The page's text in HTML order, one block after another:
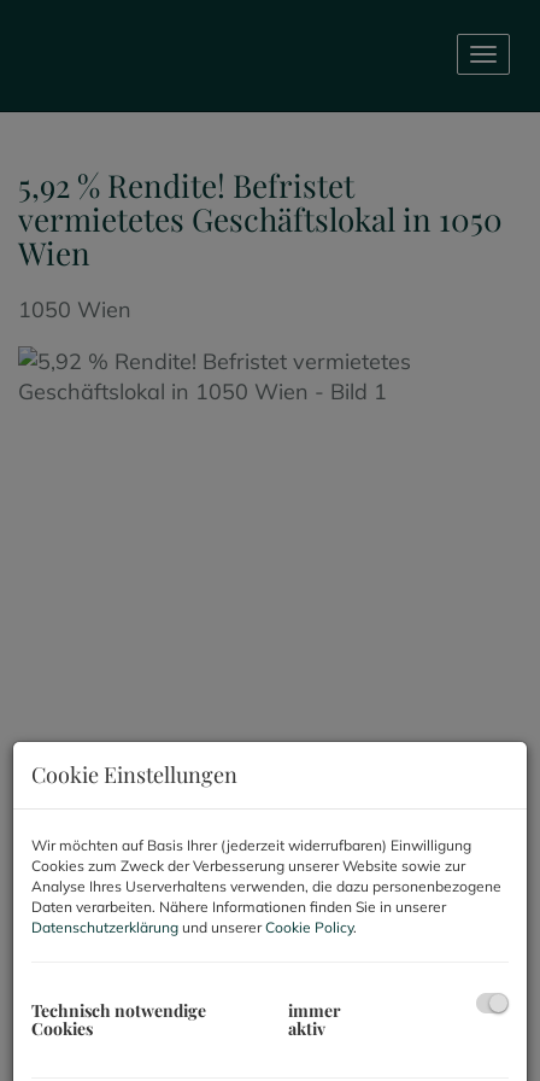
5,92 % Rendite! Befristet
vermietetes Geschäftslokal in 1050
Wien
1050 Wien
Beschreibung
Befristet vermietetes Geschäftslokal in 1050
Wien mit 5,92 % Rendite zu verkaufen!
Cookie Einstellungen
Wir möchten auf Basis Ihrer (jederzeit widerrufbaren) Einwilligung
Cookies zum Zweck der Verbesserung unserer Website sowie zur
Analyse Ihres Userverhaltens verwenden, die dazu personenbezogene
Daten verarbeiten. Nähere Informationen finden Sie in unserer
Datenschutzerklärung und unsererCookie Policy.
Technisch notwendige
Cookies
immer
aktiv